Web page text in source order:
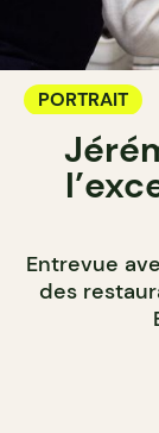
PORTRAIT
Entrevue
des